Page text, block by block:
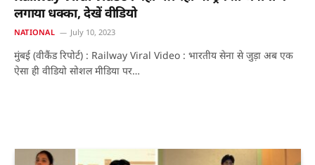
लगाया धक्का, देखें वीडियो
NATIONAL July 10, 2023
मुंबई (वीकैंड रिपोर्ट) : Railway Viral Video : भारतीय सेना से जुड़ा अब एक
ऐसा ही वीडियो सोशल मीडिया पर…